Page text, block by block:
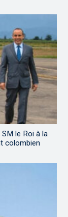
le Roi à la
colombien